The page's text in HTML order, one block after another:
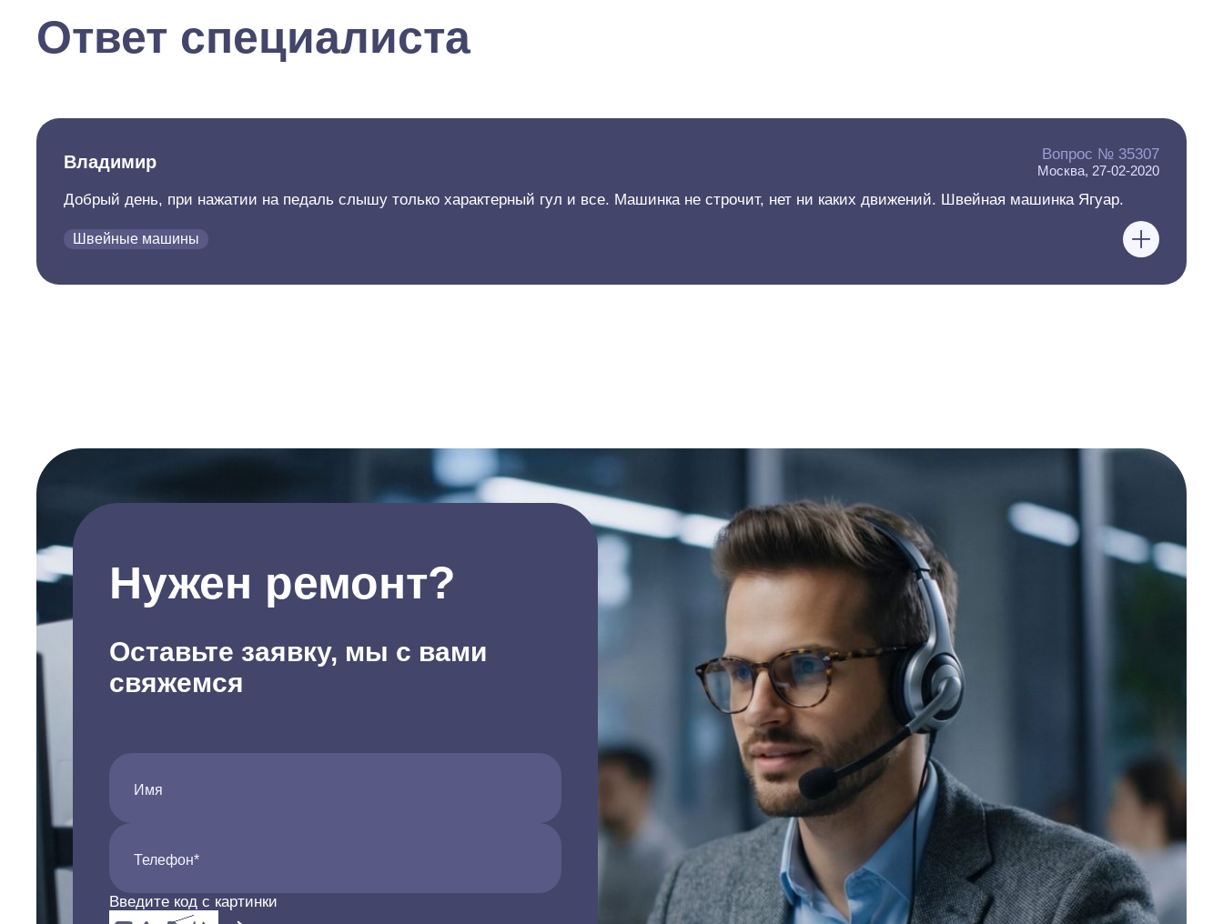
Ответ специалиста
Владимир Вопрос № 35307
Москва, 27-02-2020
Добрый день, при нажатии на педаль слышу только характерный гул и все. Машинка не строчит, нет ни каких движений. Швейная машинка Ягуар.
Швейные машины
Нужен ремонт?
Оставьте заявку, мы с вами
свяжемся
Имя
Телефон*
Введите код с картинки